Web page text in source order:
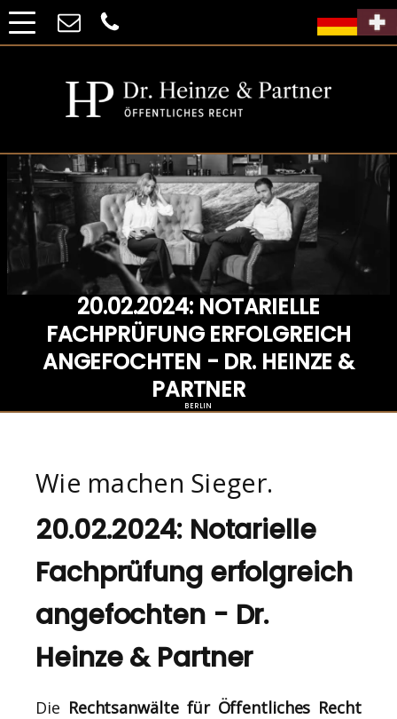
20.02.2024: NOTARIELLE
FACHPRÜFUNG ERFOLGREICH
ANGEFOCHTEN - DR. HEINZE &
PARTNER
BERLIN
Wie machen Sieger.
20.02.2024: Notarielle
Fachprüfung erfolgreich
angefochten - Dr.
Heinze & Partner
Die Rechtsanwälte für Öffentliches Recht